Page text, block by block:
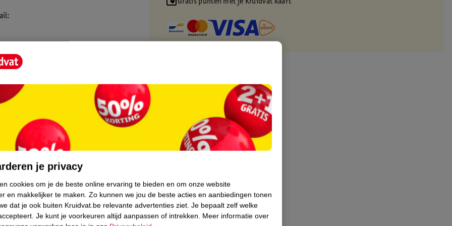
lang te houden
je privacy
cookies om je de beste online ervaring te bieden en om onze website
en makkelijker te maken. Zo kunnen we jou de beste acties en aanbiedingen tonen
dat je ook buiten Kruidvat.be relevante advertenties ziet. Je bepaalt zelf welke
Je kunt je voorkeuren altijd aanpassen of intrekken. Meer informatie over